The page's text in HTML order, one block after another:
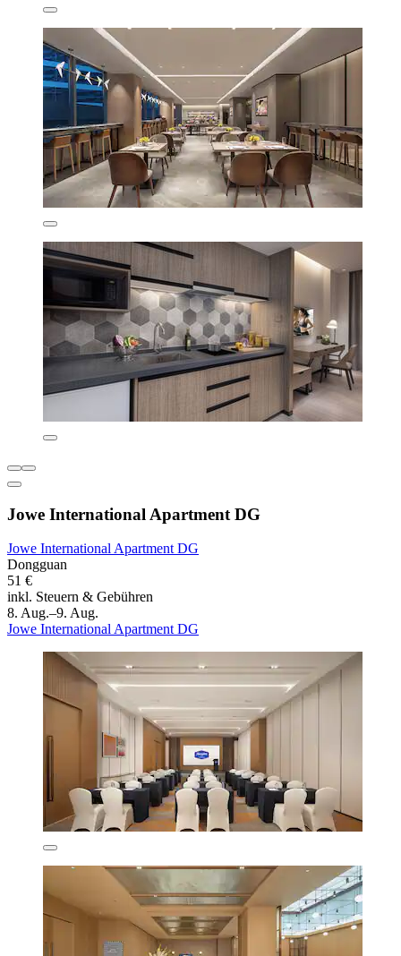
Jowe International Apartment DG
Jowe International Apartment DG
Dongguan
51 €
inkl. Steuern & Gebühren
8. Aug.–9. Aug.
Jowe International Apartment DG